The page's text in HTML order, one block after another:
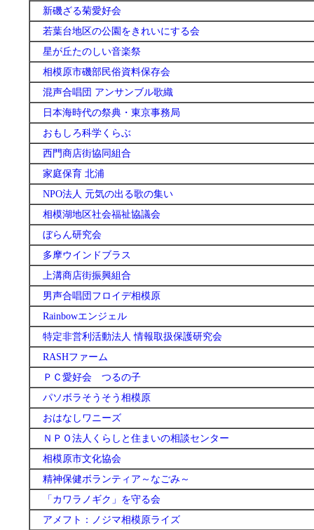
新磯ざる菊愛好会
若葉台地区の公園をきれいにする会
星が丘たのしい音楽祭
相模原市磯部民俗資料保存会
混声合唱団 アンサンブル歌織
日本海時代の祭典・東京事務局
おもしろ科学くらぶ
西門商店街協同組合
家庭保育 北浦
NPO法人 元気の出る歌の集い
相模湖地区社会福祉協議会
ぼらん研究会
多摩ウインドブラス
上溝商店街振興組合
男声合唱団フロイデ相模原
Rainbowエンジェル
特定非営利活動法人 情報取扱保護研究会
RASHファーム
ＰＣ愛好会 つるの子
パソボラそうそう相模原
おはなしワニーズ
ＮＰＯ法人くらしと住まいの相談センター
相模原市文化協会
精神保健ボランティア～なごみ～
「カワラノギク」を守る会
アメフト：ノジマ相模原ライズ